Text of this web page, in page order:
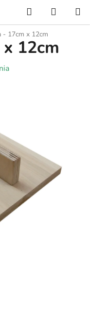
Hľadať
KOŠÍK
- 17cm x 12cm
12cm